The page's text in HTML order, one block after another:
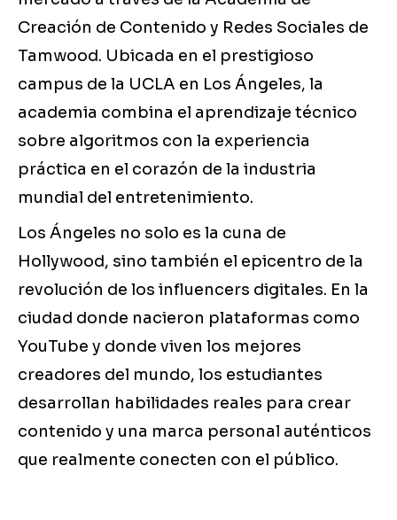
Creación de Contenido y Redes Sociales de
Tamwood. Ubicada en el prestigioso
campus de la UCLA en Los Ángeles, la
academia combina el aprendizaje técnico
sobre algoritmos con la experiencia
práctica en el corazón de la industria
mundial del entretenimiento.
Los Ángeles no solo es la cuna de
Hollywood, sino también el epicentro de la
revolución de los influencers digitales. En la
ciudad donde nacieron plataformas como
YouTube y donde viven los mejores
creadores del mundo, los estudiantes
desarrollan habilidades reales para crear
contenido y una marca personal auténticos
que realmente conecten con el público.